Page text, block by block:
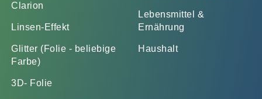
Clarion
Linsen-Effekt
Glitter (Folie - beliebige
Farbe)
3D- Folie
Lebensmittel &
Ernährung
Haushalt